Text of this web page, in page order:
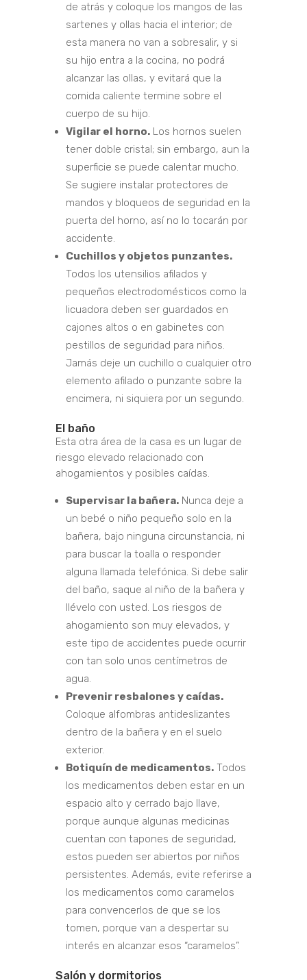
de atrás y coloque los mangos de las
sartenes y ollas hacia el interior; de
esta manera no van a sobresalir, y si
su hijo entra a la cocina, no podrá
alcanzar las ollas, y evitará que la
comida caliente termine sobre el
cuerpo de su hijo.
Vigilar el horno.Los hornos suelen
tener doble cristal; sin embargo, aun la
superficie se puede calentar mucho.
Se sugiere instalar protectores de
mandos y bloqueos de seguridad en la
puerta del horno, así no lo tocarán por
accidente.
Cuchillos y objetos punzantes.
Todos los utensilios afilados y
pequeños electrodomésticos como la
licuadora deben ser guardados en
cajones altos o en gabinetes con
pestillos de seguridad para niños.
Jamás deje un cuchillo o cualquier otro
elemento afilado o punzante sobre la
encimera, ni siquiera por un segundo.
El baño
Esta otra área de la casa es un lugar de
riesgo elevado relacionado con
ahogamientos y posibles caídas.
Supervisar la bañera.Nunca deje a
un bebé o niño pequeño solo en la
bañera, bajo ninguna circunstancia, ni
para buscar la toalla o responder
alguna llamada telefónica. Si debe salir
del baño, saque al niño de la bañera y
llévelo con usted. Los riesgos de
ahogamiento son muy elevados, y
este tipo de accidentes puede ocurrir
con tan solo unos centímetros de
agua.
Prevenir resbalones y caídas.
Coloque alfombras antideslizantes
dentro de la bañera y en el suelo
exterior.
Botiquín de medicamentos.Todos
los medicamentos deben estar en un
espacio alto y cerrado bajo llave,
porque aunque algunas medicinas
cuentan con tapones de seguridad,
estos pueden ser abiertos por niños
persistentes. Además, evite referirse a
los medicamentos como caramelos
para convencerlos de que se los
tomen, porque van a despertar su
interés en alcanzar esos “caramelos”.
Salón y dormitorios